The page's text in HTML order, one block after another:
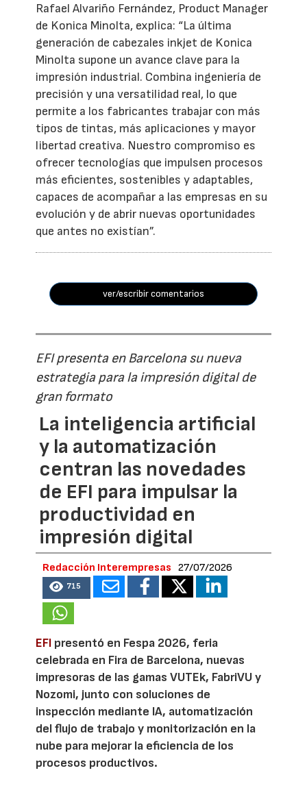
Rafael Alvariño Fernández, Product Manager
de Konica Minolta, explica: “La última
generación de cabezales inkjet de Konica
Minolta supone un avance clave para la
impresión industrial. Combina ingeniería de
precisión y una versatilidad real, lo que
permite a los fabricantes trabajar con más
tipos de tintas, más aplicaciones y mayor
libertad creativa. Nuestro compromiso es
ofrecer tecnologías que impulsen procesos
más eficientes, sostenibles y adaptables,
capaces de acompañar a las empresas en su
evolución y de abrir nuevas oportunidades
que antes no existían”.
ver/escribir comentarios
EFI presenta en Barcelona su nueva
estrategia para la impresión digital de
gran formato
La inteligencia artificial
y la automatización
centran las novedades
de EFI para impulsar la
productividad en
impresión digital
Redacción Interempresas 27/07/2026
715
EFI presentó en Fespa 2026, feria
celebrada en Fira de Barcelona, nuevas
impresoras de las gamas VUTEk, FabriVU y
Nozomi, junto con soluciones de
inspección mediante IA, automatización
del flujo de trabajo y monitorización en la
nube para mejorar la eficiencia de los
procesos productivos.